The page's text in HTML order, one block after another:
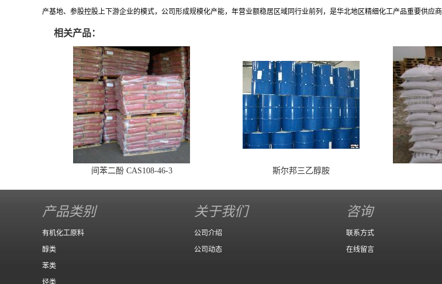
产基地、参股控股上下游企业的模式，公司形成规模化产能，年营业额稳居区域同行业前列，是华北地区精细化工产品重要供应商
相关产品：
间苯二酚 CAS108-46-3 斯尔邦三乙醇胺
产品类别
有机化工原料
醇类
苯类
烃类
关于我们
公司介绍
公司动态
咨询
联系方式
在线留言